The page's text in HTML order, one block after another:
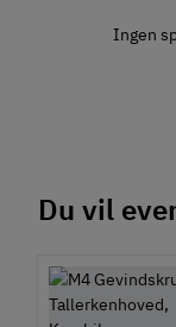
Ingen
Du vil